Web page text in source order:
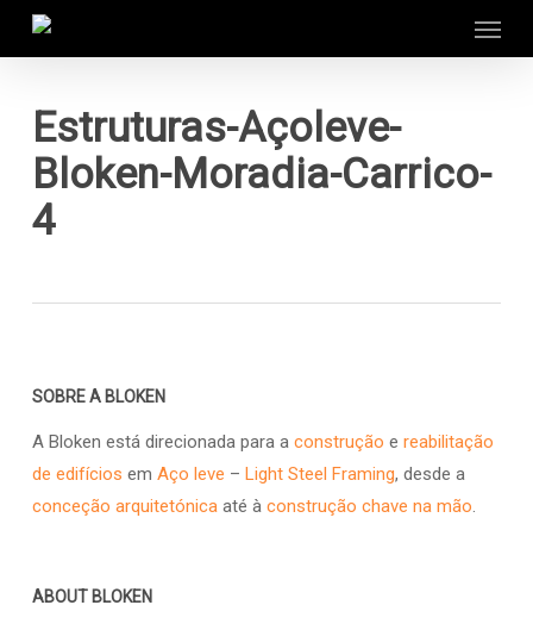
contentEstruturas-Açoleve-
Bloken-Moradia-Carrico-
4
SOBRE A BLOKEN
A Bloken está direcionada para a construção e reabilitação
de edifícios em Aço leve – Light Steel Framing, desde a
conceção arquitetónicaaté à construção chave na mão.
ABOUT BLOKEN